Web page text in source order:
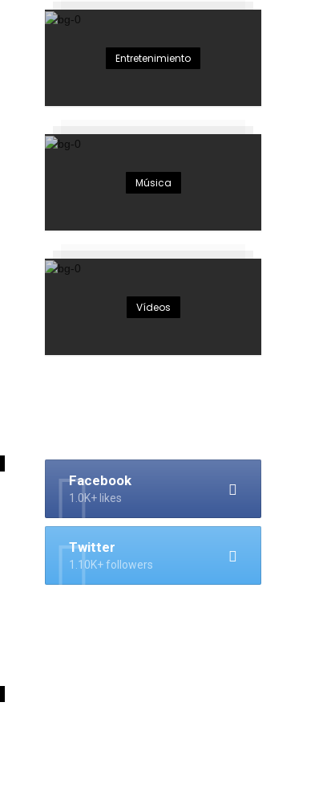
Entretenimiento
Música
Vídeos
Facebook
1.0K+ likes
Twitter
1.10K+ followers